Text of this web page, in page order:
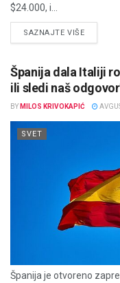
$24.000, i...
SAZNAJTE VIŠEDETAILS
Španija dala Italiji
ili sledi naš
BY MILOS KRIVOKAPIĆ
SVET
Španija je otvoreno